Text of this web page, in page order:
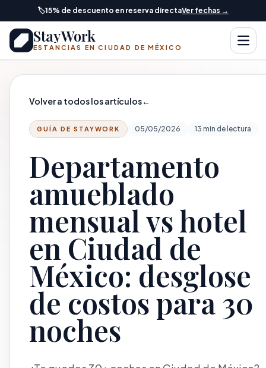
Saltar al contenido principal
🏷️15% de descuento en reserva directaVer fechas →
StayWork
ESTANCIAS EN CIUDAD DE MÉXICO Abrir
Volver a todos los artículos←
GUÍA DE STAYWORK 05/05/2026 13 min de lectura
Departamento
amueblado
mensual vs hotel
en Ciudad de
México: desglose
de costos para 30
noches